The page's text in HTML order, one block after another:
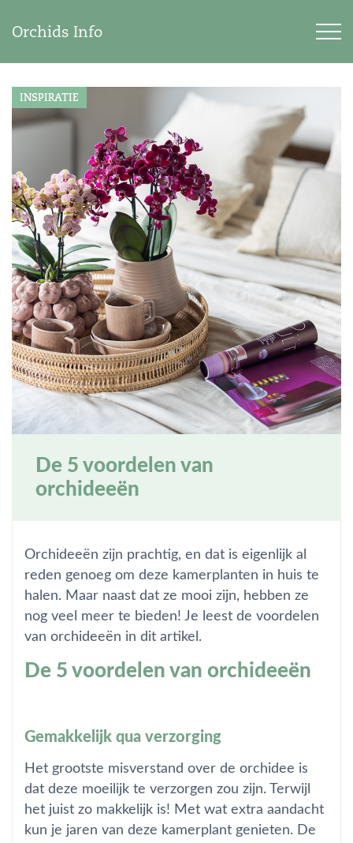
Orchids Info
INSPIRATIE
De 5 voordelen van
orchideeën
Orchideeën zijn prachtig, en dat is eigenlijk al
reden genoeg om deze kamerplanten in huis te
halen. Maar naast dat ze mooi zijn, hebben ze
nog veel meer te bieden! Je leest de voordelen
van orchideeën in dit artikel.
De 5 voordelen van orchideeën
Gemakkelijk qua verzorging
Het grootste misverstand over de orchidee is
dat deze moeilijk te verzorgen zou zijn. Terwijl
het juist zo makkelijk is! Met wat extra aandacht
kun je jaren van deze kamerplant genieten. De